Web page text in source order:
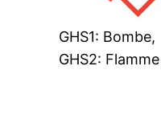
GHS1: Bombe,
GHS2: Flamme